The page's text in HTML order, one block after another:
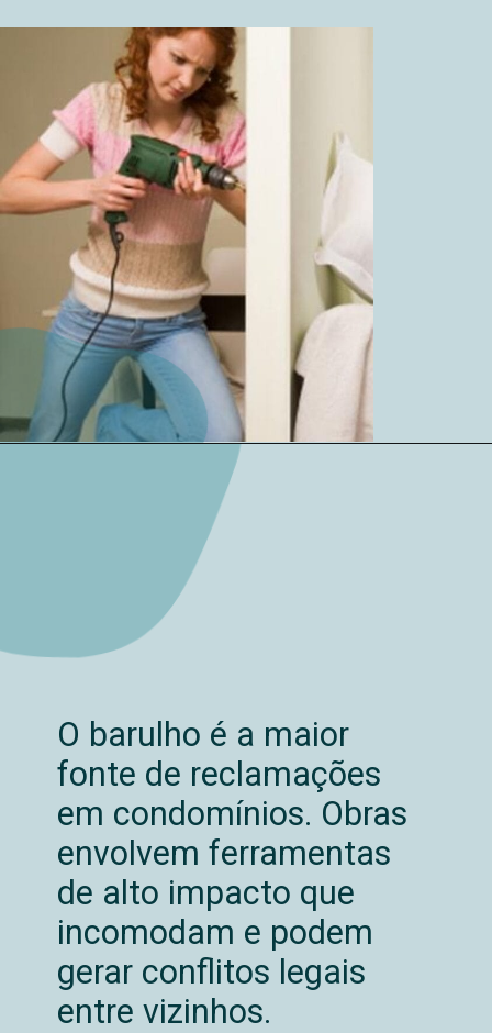
O barulho é a maior
fonte de reclamações
em condomínios. Obras
envolvem ferramentas
de alto impacto que
incomodam e podem
gerar conflitos legais
entre vizinhos.